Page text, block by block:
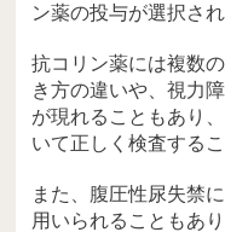
ン薬の投与が選択され
抗コリン薬には複数
き方の違いや、視力
が現れることもあり
いて正しく検査する
また、腹圧性尿失禁
用いられることもあ